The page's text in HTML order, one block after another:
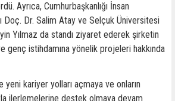
Ayrıca, Cumhurbaşkanlığı İnsan
Doç. Dr. Salim Atay ve Selçuk Üniversitesi
Yılmaz da standı ziyaret ederek şirketin
genç istihdamına yönelik projeleri hakkında
kariyer yolları açmaya ve onların
ilerlemelerine destek olmaya devam